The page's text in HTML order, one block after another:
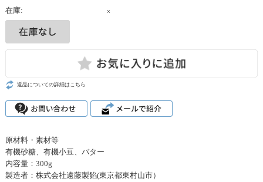
在庫: ×
返品についての詳細はこちら
原材料・素材等
有機砂糖、有機小豆、バター
内容量：300g
製造者：株式会社遠藤製餡(東京都東村山市）